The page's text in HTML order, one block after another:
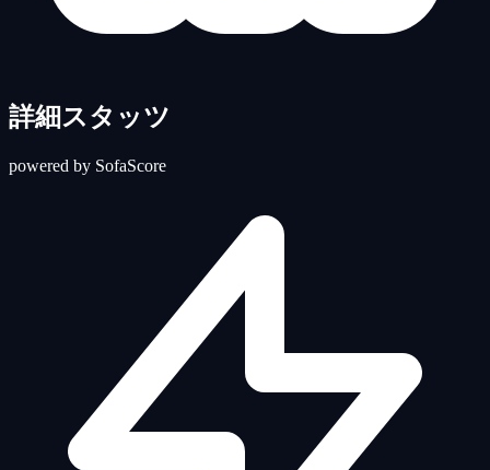
詳細スタッツ
powered by SofaScore